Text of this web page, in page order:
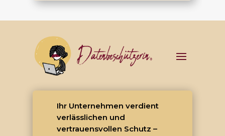
Ihr Unternehmen verdient
verlässlichen und
vertrauensvollen Schutz –